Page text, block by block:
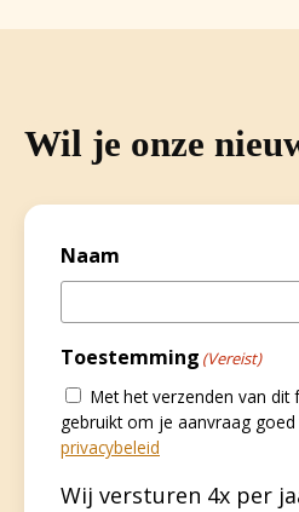
Wil je onze
Naam
Toestemming (Vereist)
Met het verzenden van
gebruikt om je aanvraag
privacybeleid
Wij versturen 4x per